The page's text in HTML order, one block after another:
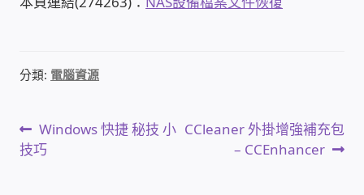
窗簾 窗飾 丈量安裝
分類: 電腦資源
文
章
上
一
Windows 快捷 秘技 小
技巧
下
CCleaner 外掛增強補充包
– CCEnhancer